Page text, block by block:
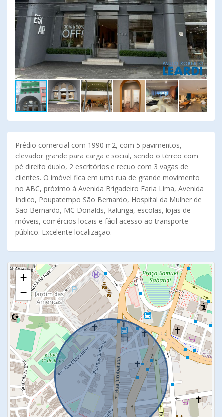
Prédio comercial com 1990 m2, com 5 pavimentos,
elevador grande para carga e social, sendo o térreo com
pé direito duplo, 2 escritórios e recuo com 3 vagas de
clientes. O imóvel fica em uma rua de grande movimento
no ABC, próximo à Avenida Brigadeiro Faria Lima, Avenida
Indico, Poupatempo São Bernardo, Hospital da Mulher de
São Bernardo, MC Donalds, Kalunga, escolas, lojas de
móveis, comércios locais e fácil acesso ao transporte
público. Excelente localização.
+
−